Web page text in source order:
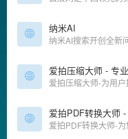
纳米AI
爱拍压缩大师 - 专
爱拍PDF转换大师